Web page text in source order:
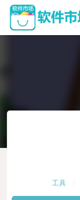
工具